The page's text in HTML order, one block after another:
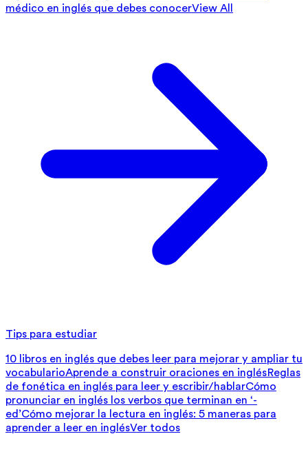
médico en inglés que debes conocerView All
Tips para estudiar
10 libros en inglés que debes leer para mejorar y ampliar tu
vocabularioAprende a construir oraciones en inglésReglas
de fonética en inglés para leer y escribir/hablarCómo
pronunciar en inglés los verbos que terminan en ‘-
ed’Cómo mejorar la lectura en inglés: 5 maneras para
aprender a leer en inglésVer todos